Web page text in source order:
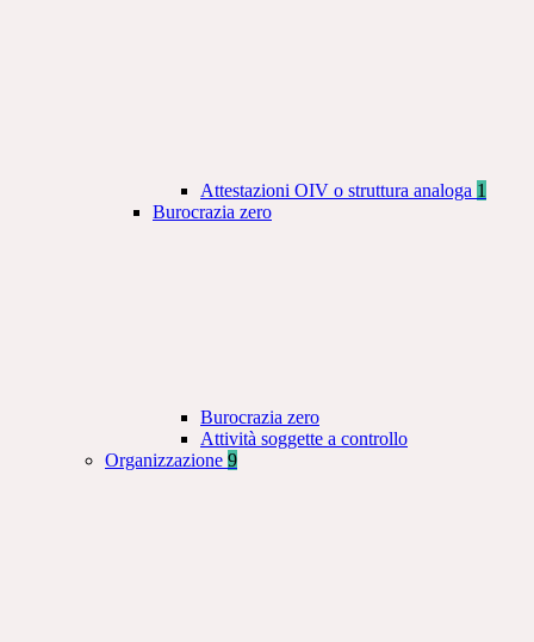
Attestazioni OIV o struttura analoga 1
Burocrazia zero
Burocrazia zero
Attività soggette a controllo
Organizzazione 9